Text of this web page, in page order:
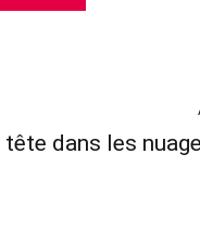
tête dans les